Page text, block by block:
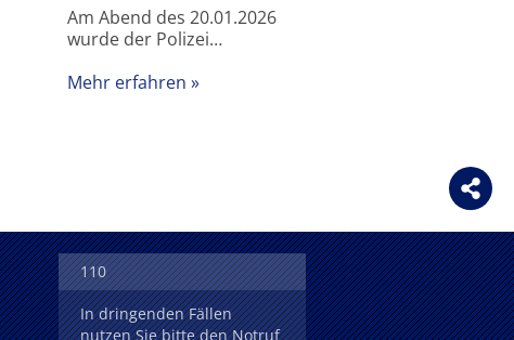
Am Abend des 20.01.2026
wurde der Polizei…
Mehr erfahren
110
In dringenden Fällen
nutzen Sie bitte den Notruf